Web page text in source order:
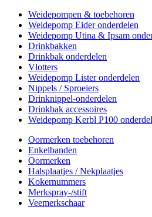
Weidepompen & toebehoren
Weidepomp Eider onderdelen
Weidepomp Utina & Ipsam
Drinkbakken
Drinkbak onderdelen
Vlotters
Weidepomp Lister onderdelen
Nippels / Sproeiers
Drinknippel-onderdelen
Drinkbak accessoires
Weidepomp Kerbl P100
Oormerken toebehoren
Enkelbanden
Oormerken
Halsplaatjes / Nekplaatjes
Kokernummers
Merkspray-/stift
Veemerkschaar